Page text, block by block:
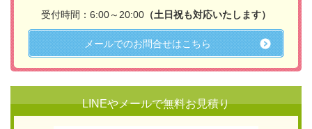
受付時間：6:00～20:00 （土日祝も対応いたします）
メールでのお問合せはこちら
LINEやメールで無料お見積り